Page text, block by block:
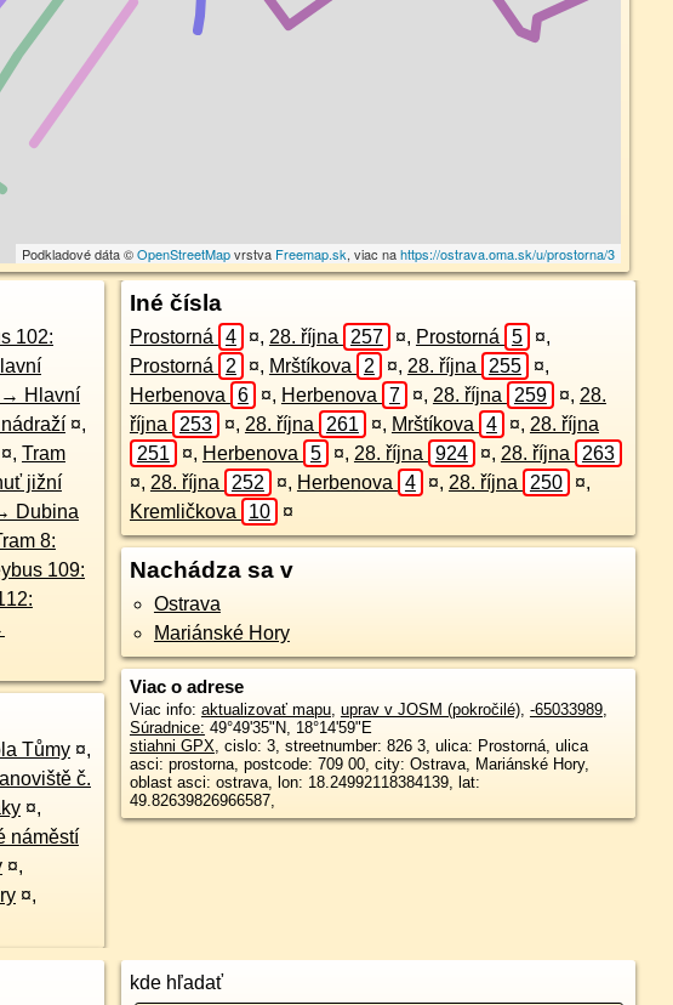
Podkladové dáta ©OpenStreetMapvrstva Freemap.sk, viac nahttps://ostrava.oma.sk/u/prostorna/3
102:
→ Hlavní
¤,
¤, Tram
jižní
Dubina
8:
109:
Tůmy ¤,
č.
¤,
náměstí
¤,
¤,
Iné čísla
Prostorná 4 ¤, 28. října 257 ¤, Prostorná 5 ¤,
Prostorná
2 ¤, Mrštíkova 2 ¤, 28. října 255 ¤,
Herbenova
6 ¤, Herbenova 7 ¤, 28. října 259 ¤, 28.
října
253 ¤, 28. října 261 ¤, Mrštíkova 4 ¤, 28. října
251
¤, Herbenova 5 ¤, 28. října 924 ¤, 28. října
263
¤, 28. října 252 ¤, Herbenova 4 ¤, 28. října 250 ¤,
Kremličkova
10 ¤
Nachádza sa v
Ostrava
Mariánské Hory
Viac o adrese
Viac info: aktualizovať mapu, uprav v JOSM (pokročilé), -65033989,
Súradnice: 49°49'35"N, 18°14'59"E
stiahni GPX, cislo: 3, streetnumber: 826 3, ulica: Prostorná, ulica
asci: prostorna, postcode: 709 00, city: Ostrava, Mariánské Hory,
oblast asci: ostrava, lon: 18.24992118384139, lat:
49.82639826966587,
kde hľadať